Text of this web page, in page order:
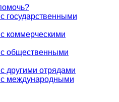
государственными
коммерческими
общественными
другими отрядами
с международными